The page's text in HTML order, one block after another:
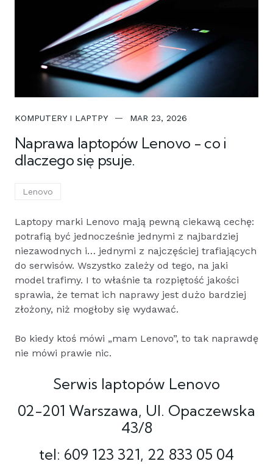
KOMPUTERY I LAPTPY MAR 23, 2026
Naprawa laptopów Lenovo - co i
dlaczego się psuje.
Lenovo
Laptopy marki Lenovo mają pewną ciekawą cechę:
potrafią być jednocześnie jednymi z najbardziej
niezawodnych i… jednymi z najczęściej trafiających
do serwisów. Wszystko zależy od tego, na jaki
model trafimy. I to właśnie ta rozpiętość jakości
sprawia, że temat ich naprawy jest dużo bardziej
złożony, niż mogłoby się wydawać.
Bo kiedy ktoś mówi „mam Lenovo”, to tak naprawdę
nie mówi prawie nic.
Serwis laptopów Lenovo
02-201 Warszawa, Ul. Opaczewska
43/8
tel: 609 123 321, 22 833 05 04